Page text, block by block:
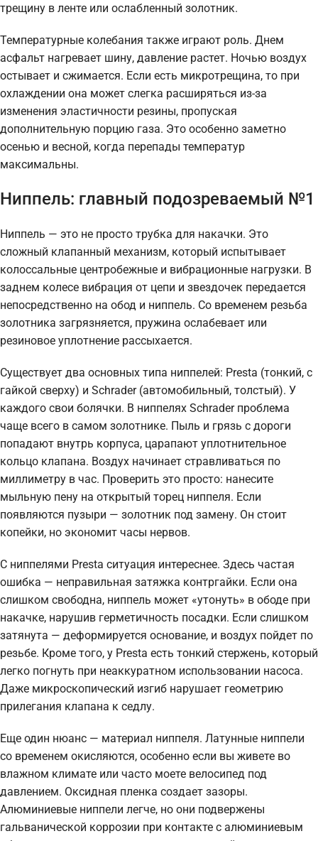
трещину в ленте или ослабленный золотник.
Температурные колебания также играют роль. Днем
асфальт нагревает шину, давление растет. Ночью воздух
остывает и сжимается. Если есть микротрещина, то при
охлаждении она может слегка расширяться из-за
изменения эластичности резины, пропуская
дополнительную порцию газа. Это особенно заметно
осенью и весной, когда перепады температур
максимальны.
Ниппель: главный подозреваемый №1
Ниппель — это не просто трубка для накачки. Это
сложный клапанный механизм, который испытывает
колоссальные центробежные и вибрационные нагрузки. В
заднем колесе вибрация от цепи и звездочек передается
непосредственно на обод и ниппель. Со временем резьба
золотника загрязняется, пружина ослабевает или
резиновое уплотнение рассыхается.
Существует два основных типа ниппелей: Presta (тонкий, с
гайкой сверху) и Schrader (автомобильный, толстый). У
каждого свои болячки. В ниппелях Schrader проблема
чаще всего в самом золотнике. Пыль и грязь с дороги
попадают внутрь корпуса, царапают уплотнительное
кольцо клапана. Воздух начинает стравливаться по
миллиметру в час. Проверить это просто: нанесите
мыльную пену на открытый торец ниппеля. Если
появляются пузыри — золотник под замену. Он стоит
копейки, но экономит часы нервов.
С ниппелями Presta ситуация интереснее. Здесь частая
ошибка — неправильная затяжка контргайки. Если она
слишком свободна, ниппель может «утонуть» в ободе при
накачке, нарушив герметичность посадки. Если слишком
затянута — деформируется основание, и воздух пойдет по
резьбе. Кроме того, у Presta есть тонкий стержень, который
легко погнуть при неаккуратном использовании насоса.
Даже микроскопический изгиб нарушает геометрию
прилегания клапана к седлу.
Еще один нюанс — материал ниппеля. Латунные ниппели
со временем окисляются, особенно если вы живете во
влажном климате или часто моете велосипед под
давлением. Оксидная пленка создает зазоры.
Алюминиевые ниппели легче, но они подвержены
гальванической коррозии при контакте с алюминиевым